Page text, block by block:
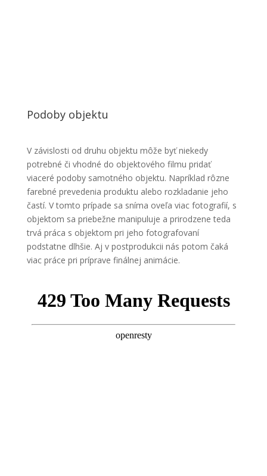
Podoby objektu
V závislosti od druhu objektu môže byť niekedy
potrebné či vhodné do objektového filmu pridať
viaceré podoby samotného objektu. Napríklad rôzne
farebné prevedenia produktu alebo rozkladanie jeho
častí. V tomto prípade sa sníma oveľa viac fotografií, s
objektom sa priebežne manipuluje a prirodzene teda
trvá práca s objektom pri jeho fotografovaní
podstatne dlhšie. Aj v postprodukcii nás potom čaká
viac práce pri príprave finálnej animácie.